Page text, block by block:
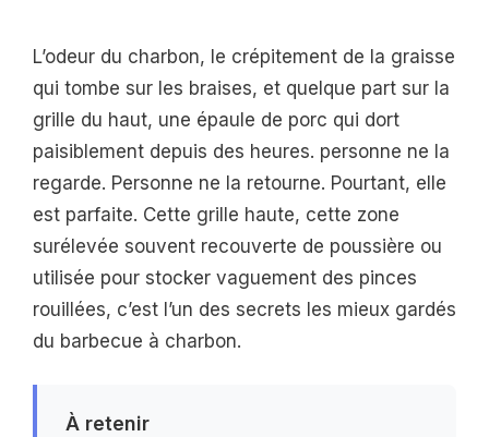
L’odeur du charbon, le crépitement de la graisse
qui tombe sur les braises, et quelque part sur la
grille du haut, une épaule de porc qui dort
paisiblement depuis des heures. personne ne la
regarde. Personne ne la retourne. Pourtant, elle
est parfaite. Cette grille haute, cette zone
surélevée souvent recouverte de poussière ou
utilisée pour stocker vaguement des pinces
rouillées, c’est l’un des secrets les mieux gardés
du barbecue à charbon.
À retenir